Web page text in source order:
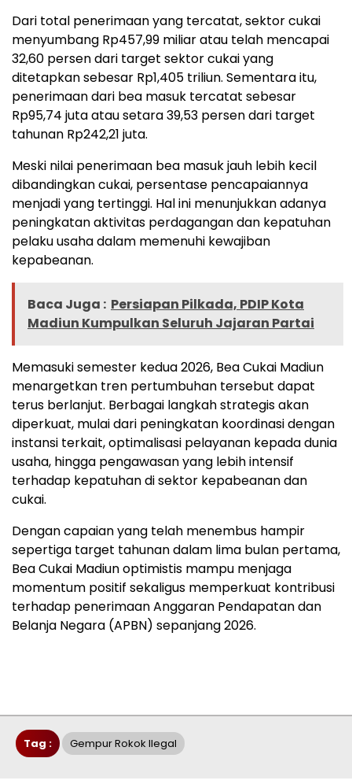
Dari total penerimaan yang tercatat, sektor cukai
menyumbang Rp457,99 miliar atau telah mencapai
32,60 persen dari target sektor cukai yang
ditetapkan sebesar Rp1,405 triliun. Sementara itu,
penerimaan dari bea masuk tercatat sebesar
Rp95,74 juta atau setara 39,53 persen dari target
tahunan Rp242,21 juta.
Meski nilai penerimaan bea masuk jauh lebih kecil
dibandingkan cukai, persentase pencapaiannya
menjadi yang tertinggi. Hal ini menunjukkan adanya
peningkatan aktivitas perdagangan dan kepatuhan
pelaku usaha dalam memenuhi kewajiban
kepabeanan.
Baca Juga : Persiapan Pilkada, PDIP Kota
Madiun Kumpulkan Seluruh Jajaran Partai
Memasuki semester kedua 2026, Bea Cukai Madiun
menargetkan tren pertumbuhan tersebut dapat
terus berlanjut. Berbagai langkah strategis akan
diperkuat, mulai dari peningkatan koordinasi dengan
instansi terkait, optimalisasi pelayanan kepada dunia
usaha, hingga pengawasan yang lebih intensif
terhadap kepatuhan di sektor kepabeanan dan
cukai.
Dengan capaian yang telah menembus hampir
sepertiga target tahunan dalam lima bulan pertama,
Bea Cukai Madiun optimistis mampu menjaga
momentum positif sekaligus memperkuat kontribusi
terhadap penerimaan Anggaran Pendapatan dan
Belanja Negara (APBN) sepanjang 2026.
Tag : Gempur Rokok Ilegal